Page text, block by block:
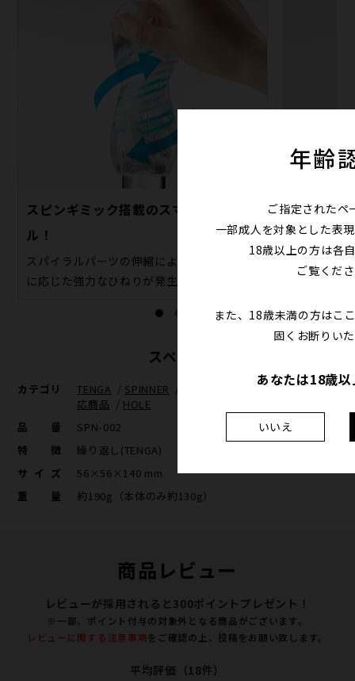
スピンギミック搭載のスマートホー
ル！
スパイラルパーツの伸縮により、ストローク
に応じた強力なひねりが発生。
本体を洗う
スペック
カテゴリ TENGA / SPINNER / 繰り返し(TENGA)/eギフト対
応商品 / HOLE
品番
SPN-002
特徴
繰り返し(TENGA)
サイズ
56×56×140 mm
重量
約190g（本体のみ約130g）
商品レビュー
レビューが採用されると300ポイントプレゼント！
※一部、ポイント付与の対象外となる商品がございます。
レビューに関する注意事項をご確認の上、投稿をお願い致します。
平均評価（18件）
年齢
ご指定されたペ
一部成人を対象とした表
18歳以上の方は各
ご覧くだ
また、18歳未満の方はこ
固くお断りい
あなたは18歳
いいえ